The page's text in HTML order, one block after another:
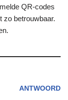
QR-codes
zo betrouwbaar.
ANTWOORD